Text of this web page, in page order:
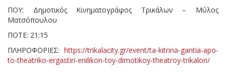
ΠΟΥ: Δημοτικός Κινηματογράφος Τρικάλων – Μύλος
Ματσόπουλου
ΠΟΤΕ: 21:15
ΠΛΗΡΟΦΟΡΙΕΣ: https://trikalacity.gr/event/ta-kitrina-gantia-apo-
to-theatriko-ergastiri-enilikon-toy-dimotikoy-theatroy-trikalon/